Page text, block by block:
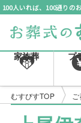
100人いれば、100通りの
家族葬 プ
むすびすTOP